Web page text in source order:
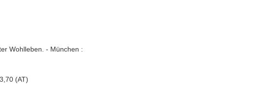
Wohlleben. - München :
(AT)